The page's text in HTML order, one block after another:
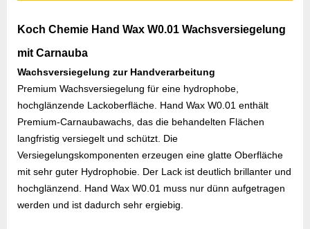
Koch Chemie Hand Wax W0.01 Wachsversiegelung
mit Carnauba
Wachsversiegelung zur Handverarbeitung
Premium Wachsversiegelung für eine hydrophobe,
hochglänzende Lackoberfläche. Hand Wax W0.01 enthält
Premium-Carnaubawachs, das die behandelten Flächen
langfristig versiegelt und schützt. Die
Versiegelungskomponenten erzeugen eine glatte Oberfläche
mit sehr guter Hydrophobie. Der Lack ist deutlich brillanter und
hochglänzend. Hand Wax W0.01 muss nur dünn aufgetragen
werden und ist dadurch sehr ergiebig.